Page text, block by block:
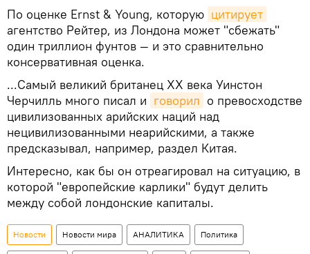
По оценке Ernst & Young, которую цитирует
агентство Рейтер, из Лондона может "сбежать"
один триллион фунтов — и это сравнительно
консервативная оценка.
...Самый великий британец XX века Уинстон
Черчилль много писал и говорил о превосходстве
цивилизованных арийских наций над
нецивилизованными неарийскими, а также
предсказывал, например, раздел Китая.
Интересно, как бы он отреагировал на ситуацию, в
которой "европейские карлики" будут делить
между собой лондонские капиталы.
Новости Новости мира АНАЛИТИКА Политика